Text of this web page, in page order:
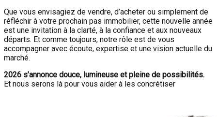
Que vous envisagiez de vendre, d’acheter ou simplement de
réfléchir à votre prochain pas immobilier, cette nouvelle année
est une invitation à la clarté, à la confiance et aux nouveaux
départs. Et comme toujours, notre rôle est de vous
accompagner avec écoute, expertise et une vision actuelle du
marché.
2026 s’annonce douce, lumineuse et pleine de possibilités.
Et nous serons là pour vous aider à les concrétiser